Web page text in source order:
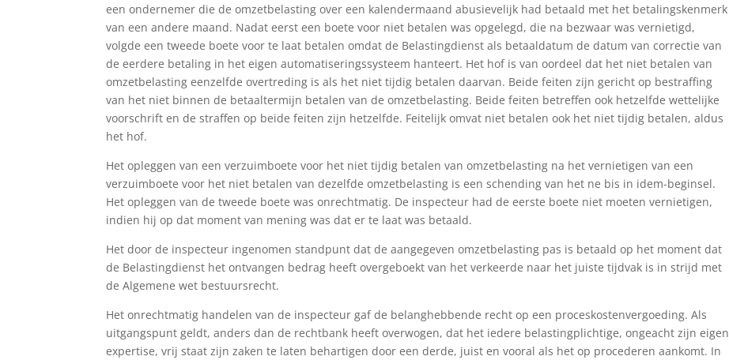
een ondernemer die de omzetbelasting over een kalendermaand abusievelijk had betaald met het betalingskenmerk
van een andere maand. Nadat eerst een boete voor niet betalen was opgelegd, die na bezwaar was vernietigd,
volgde een tweede boete voor te laat betalen omdat de Belastingdienst als betaaldatum de datum van correctie van
de eerdere betaling in het eigen automatiseringssysteem hanteert. Het hof is van oordeel dat het niet betalen van
omzetbelasting eenzelfde overtreding is als het niet tijdig betalen daarvan. Beide feiten zijn gericht op bestraffing
van het niet binnen de betaaltermijn betalen van de omzetbelasting. Beide feiten betreffen ook hetzelfde wettelijke
voorschrift en de straffen op beide feiten zijn hetzelfde. Feitelijk omvat niet betalen ook het niet tijdig betalen, aldus
het hof.
Het opleggen van een verzuimboete voor het niet tijdig betalen van omzetbelasting na het vernietigen van een
verzuimboete voor het niet betalen van dezelfde omzetbelasting is een schending van het ne bis in idem-beginsel.
Het opleggen van de tweede boete was onrechtmatig. De inspecteur had de eerste boete niet moeten vernietigen,
indien hij op dat moment van mening was dat er te laat was betaald.
Het door de inspecteur ingenomen standpunt dat de aangegeven omzetbelasting pas is betaald op het moment dat
de Belastingdienst het ontvangen bedrag heeft overgeboekt van het verkeerde naar het juiste tijdvak is in strijd met
de Algemene wet bestuursrecht.
Het onrechtmatig handelen van de inspecteur gaf de belanghebbende recht op een proceskostenvergoeding. Als
uitgangspunt geldt, anders dan de rechtbank heeft overwogen, dat het iedere belastingplichtige, ongeacht zijn eigen
expertise, vrij staat zijn zaken te laten behartigen door een derde, juist en vooral als het op procederen aankomt. In